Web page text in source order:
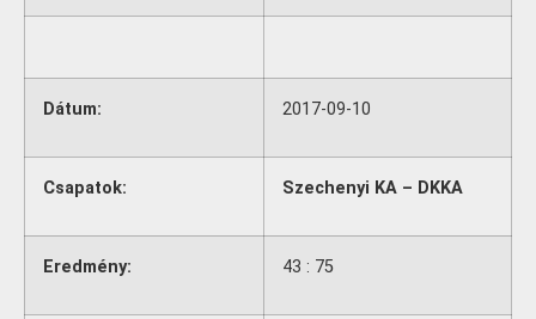
Dátum: 2017-09-10
Csapatok: Szechenyi KA – DKKA
Eredmény: 43 : 75